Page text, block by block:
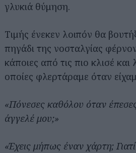
γλυκιά θύμηση.
Τιμής ένεκεν λοιπόν θα
πηγάδι της νοσταλγίας
κάποιες από τις πιο κλισέ και
οποίες φλερτάραμε όταν
«Πόνεσες καθόλου όταν
άγγελέ μου;»
«Έχεις μήπως έναν χάρτη;